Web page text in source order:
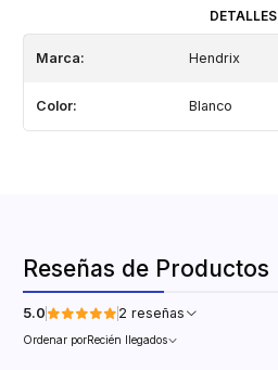
DETALLES
Marca: Hendrix
Color: Blanco
Reseñas de Productos
5.0 2 reseñas
Ordenar porRecién llegados